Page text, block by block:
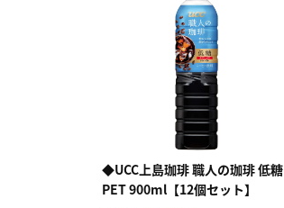
◆UCC上島珈琲 職人の珈琲 低糖
PET 900ml【12個セット】